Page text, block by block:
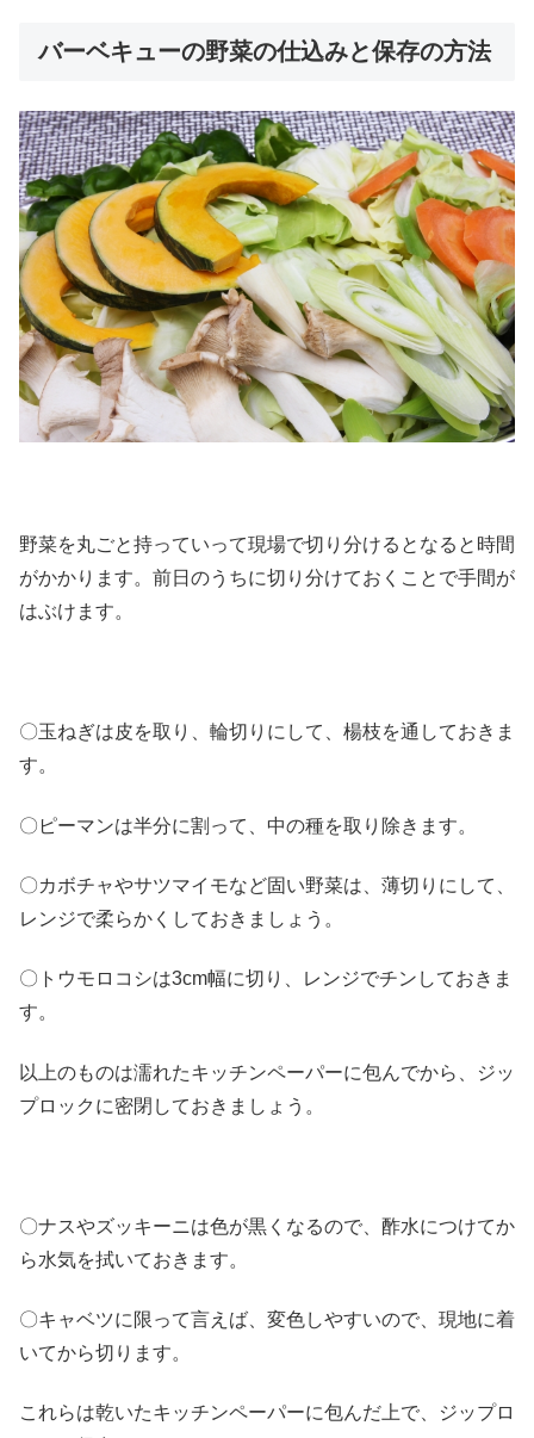
バーベキューの野菜の仕込みと保存の方法
野菜を丸ごと持っていって現場で切り分けるとなると時間
がかかります。前日のうちに切り分けておくことで手間が
はぶけます。
〇玉ねぎは皮を取り、輪切りにして、楊枝を通しておきま
す。
〇ピーマンは半分に割って、中の種を取り除きます。
〇カボチャやサツマイモなど固い野菜は、薄切りにして、
レンジで柔らかくしておきましょう。
〇トウモロコシは3cm幅に切り、レンジでチンしておきま
す。
以上のものは濡れたキッチンペーパーに包んでから、ジッ
プロックに密閉しておきましょう。
〇ナスやズッキーニは色が黒くなるので、酢水につけてか
ら水気を拭いておきます。
〇キャベツに限って言えば、変色しやすいので、現地に着
いてから切ります。
これらは乾いたキッチンペーパーに包んだ上で、ジップロ